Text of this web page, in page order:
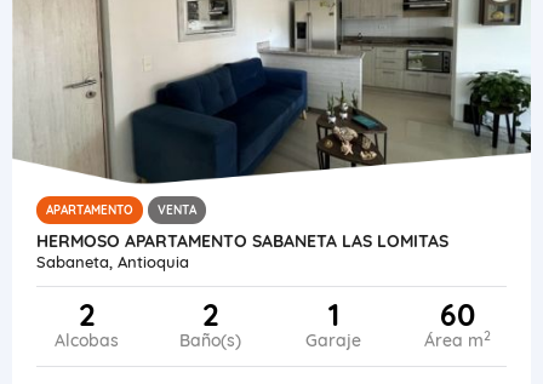
APARTAMENTO VENTA
HERMOSO APARTAMENTO SABANETA LAS LOMITAS
Sabaneta, Antioquia
2
Alcobas
2
Baño(s)
1
Garaje
60
Área m2